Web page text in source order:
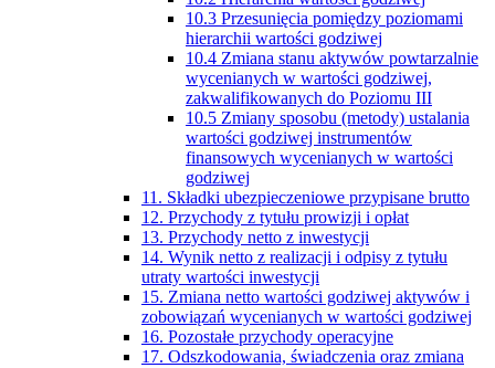
10.3 Przesunięcia pomiędzy poziomami
hierarchii wartości godziwej
10.4 Zmiana stanu aktywów powtarzalnie
wycenianych w wartości godziwej,
zakwalifikowanych do Poziomu III
10.5 Zmiany sposobu (metody) ustalania
wartości godziwej instrumentów
finansowych wycenianych w wartości
godziwej
11. Składki ubezpieczeniowe przypisane brutto
12. Przychody z tytułu prowizji i opłat
13. Przychody netto z inwestycji
14. Wynik netto z realizacji i odpisy z tytułu
utraty wartości inwestycji
15. Zmiana netto wartości godziwej aktywów i
zobowiązań wycenianych w wartości godziwej
16. Pozostałe przychody operacyjne
17. Odszkodowania, świadczenia oraz zmiana